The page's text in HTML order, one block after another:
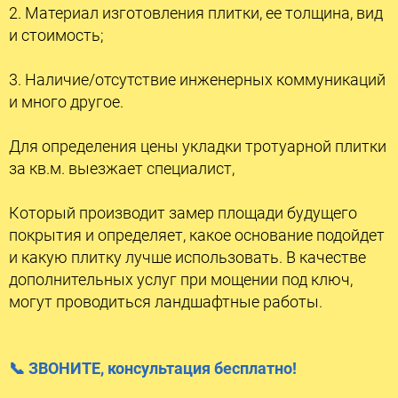
2. Материал изготовления плитки, ее толщина, вид
и стоимость;
3. Наличие/отсутствие инженерных коммуникаций
и много другое.
Для определения цены укладки тротуарной плитки
за кв.м. выезжает специалист,
Который производит замер площади будущего
покрытия и определяет, какое основание подойдет
и какую плитку лучше использовать. В качестве
дополнительных услуг при мощении под ключ,
могут проводиться ландшафтные работы.
📞 ЗВОНИТЕ, консультация бесплатно!